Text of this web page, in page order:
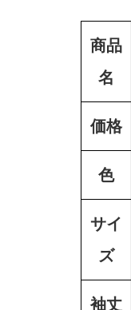
商品
名
価格
色
サイ
ズ
袖丈